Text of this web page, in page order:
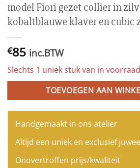
model Fiori gezet collier in
kobaltblauwe klaver en cubic
€85 inc.BTW
Slechts 1 uniek stuk van in
TOEVOEGEN AAN
Handgemaakt in ons atelier
Altijd een uniek en exclusief
Onovertroffen prijs/kwaliteit